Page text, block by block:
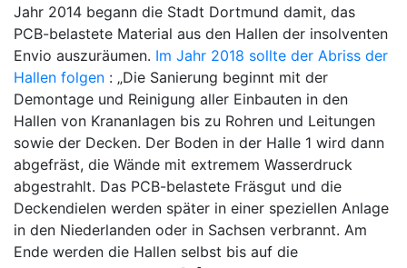
Jahr 2014 begann die Stadt Dortmund damit, das
PCB-belastete Material aus den Hallen der insolventen
Envio auszuräumen. Im Jahr 2018 sollte der Abriss der
Hallen folgen : „Die Sanierung beginnt mit der
Demontage und Reinigung aller Einbauten in den
Hallen von Krananlagen bis zu Rohren und Leitungen
sowie der Decken. Der Boden in der Halle 1 wird dann
abgefräst, die Wände mit extremem Wasserdruck
abgestrahlt. Das PCB-belastete Fräsgut und die
Deckendielen werden später in einer speziellen Anlage
in den Niederlanden oder in Sachsen verbrannt. Am
Ende werden die Hallen selbst bis auf die